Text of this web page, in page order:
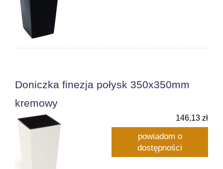
Doniczka finezja połysk 350x350mm
kremowy
146,13 zł
powiadom o
dostępności